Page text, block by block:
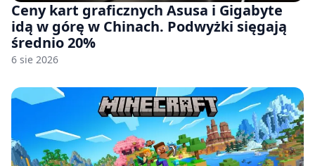
Ceny kart graficznych Asusa i Gigabyte
idą w górę w Chinach. Podwyżki sięgają
średnio 20%
6 sie 2026